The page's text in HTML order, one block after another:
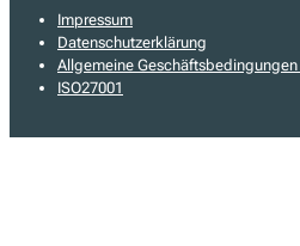
Impressum
Datenschutzerklärung
Allgemeine Geschäftsbedingungen
ISO27001